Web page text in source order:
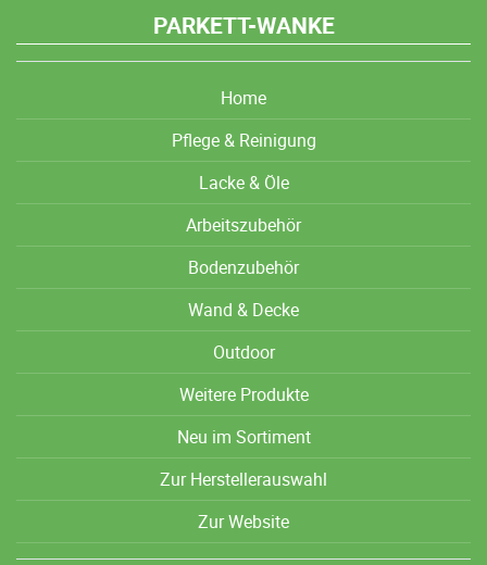
PARKETT-WANKE
Home
Pflege & Reinigung
Lacke & Öle
Arbeitszubehör
Bodenzubehör
Wand & Decke
Outdoor
Weitere Produkte
Neu im Sortiment
Zur Herstellerauswahl
Zur Website